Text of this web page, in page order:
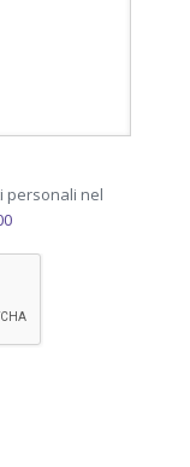
personali nel